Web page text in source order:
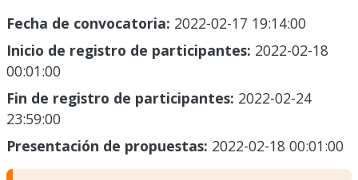
Fecha de convocatoria: 2022-02-17 19:14:00
Inicio de registro de participantes: 2022-02-18
00:01:00
Fin de registro de participantes: 2022-02-24
23:59:00
Presentación de propuestas: 2022-02-18 00:01:00